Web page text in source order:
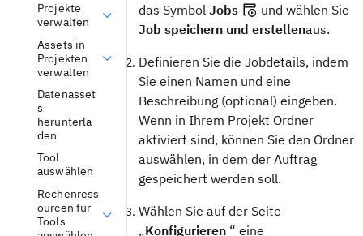
Projekte
verwalten
Assets in
Projekten
verwalten
Datenasset
s
herunterla
den
Tool
auswählen
Rechenress
ourcen für
Tools
das Symbol Jobs
und wählen Sie
Job speichern und erstellenaus.
Definieren Sie die Jobdetails, indem
Sie einen Namen und eine
Beschreibung (optional) eingeben.
Wenn in Ihrem Projekt Ordner
aktiviert sind, können Sie den Ordner
auswählen, in dem der Auftrag
gespeichert werden soll.
Wählen Sie auf der Seite
„Konfigurieren“ eine